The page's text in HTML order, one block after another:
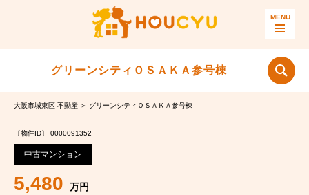
グリーンシティＯＳＡＫＡ参号棟
大阪市城東区 不動産 ＞ グリーンシティＯＳＡＫＡ参号棟
〔物件ID〕 0000091352
中古マンション
5,480 万円